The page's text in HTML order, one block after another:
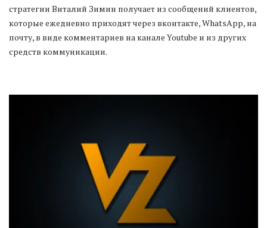
стратегии Виталий Зимин получает из сообщений клиентов,
которые ежедневно приходят через вконтакте, WhatsApp, на
почту, в виде комментариев на канале Youtube и из других
средств коммуникации.